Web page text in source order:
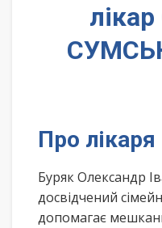
Про лікаря
Буряк Олександр
досвідчений
допомагає